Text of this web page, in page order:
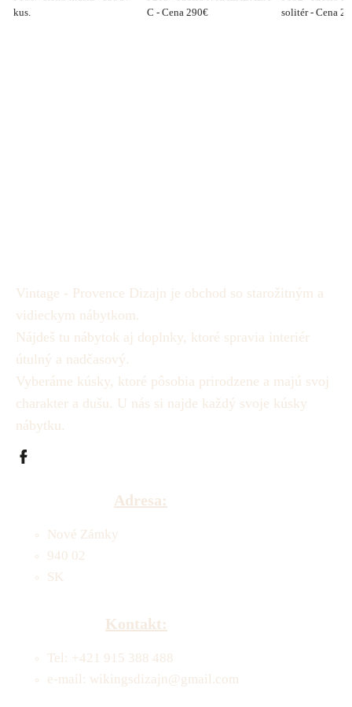
kus.
C - Cena 290€
solitér - Cena
Vintage - Provence Dizajn je obchod so starožitným a
vidieckym nábytkom.
Nájdeš tu nábytok aj doplnky, ktoré spravia interiér
útulný a nadčasový.
Vyberáme kúsky, ktoré pôsobia prirodzene a majú svoj
charakter a dušu. U nás si najde každý svoje kúsky
nábytku.
Adresa:
Nové Zámky
940 02
SK
Kontakt:
Tel: +421 915 388 488
e-mail: wikingsdizajn@gmail.com